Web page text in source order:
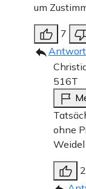
um
7
516T
ohne
Weidel
2